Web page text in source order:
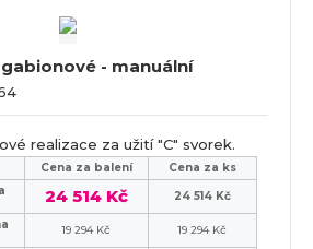
- manuální
realizace za užití "C" svorek.
Cena za balení
Cena za ks
24 514 Kč
24 514 Kč
19 294 Kč
19 294 Kč